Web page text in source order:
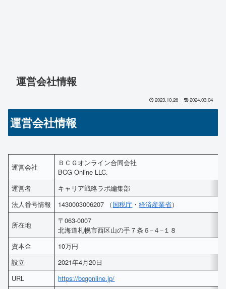
運営会社情報
2023.10.26 2024.03.04
運営会社情報
運営会社
ＢＣＧオンライン合同会社
BCG Online LLC.
運営者
キャリア戦略ラボ編集部
法人番号情報
1430003006207 （国税庁 ・経済産業省）
所在地
〒063-0007
北海道札幌市西区山の手７条６−４−１８
資本金
10万円
設立
2021年4月20日
URL
https://bcgonline.jp/